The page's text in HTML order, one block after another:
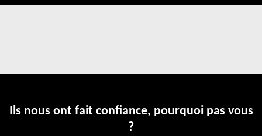
Ils nous ont fait confiance, pourquoi pas vous
?